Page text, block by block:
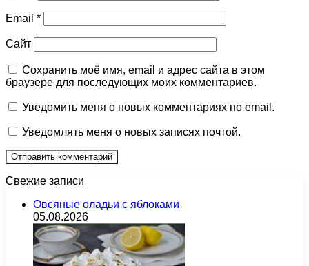
Email *
Сайт
Сохранить моё имя, email и адрес сайта в этом
браузере для последующих моих комментариев.
Уведомить меня о новых комментариях по email.
Уведомлять меня о новых записях почтой.
Свежие записи
Овсяные оладьи с яблоками
05.08.2026